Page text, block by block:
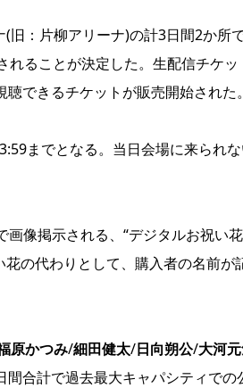
旧：片柳アリーナ)の計3日間2か所
れることが決定した。生配信チケッ
聴できるチケットが販売開始された
までとなる。当日会場に来られ
像掲示される、“デジタルお祝い
の代わりとして、購入者の名前が
原かつみ/細田健太/日向朔公/大河
合計で過去最大キャパシティでの